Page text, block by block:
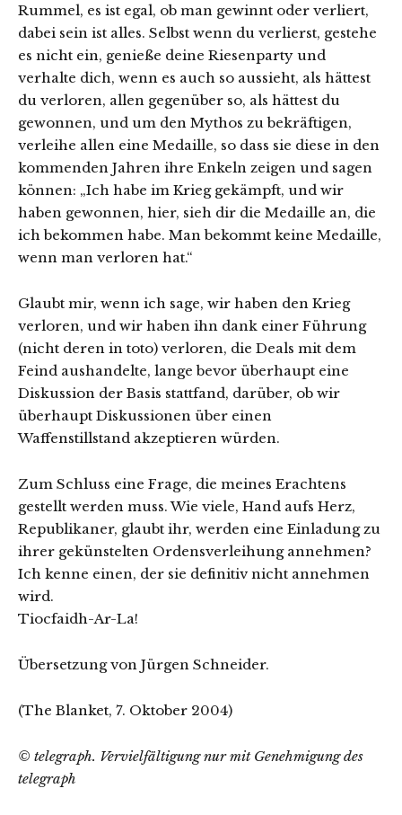
Rummel, es ist egal, ob man gewinnt oder verliert,
dabei sein ist alles. Selbst wenn du verlierst, gestehe
es nicht ein, genieße deine Riesenparty und
verhalte dich, wenn es auch so aussieht, als hättest
du verloren, allen gegenüber so, als hättest du
gewonnen, und um den Mythos zu bekräftigen,
verleihe allen eine Medaille, so dass sie diese in den
kommenden Jahren ihre Enkeln zeigen und sagen
können: „Ich habe im Krieg gekämpft, und wir
haben gewonnen, hier, sieh dir die Medaille an, die
ich bekommen habe. Man bekommt keine Medaille,
wenn man verloren hat.“
Glaubt mir, wenn ich sage, wir haben den Krieg
verloren, und wir haben ihn dank einer Führung
(nicht deren in toto) verloren, die Deals mit dem
Feind aushandelte, lange bevor überhaupt eine
Diskussion der Basis stattfand, darüber, ob wir
überhaupt Diskussionen über einen
Waffenstillstand akzeptieren würden.
Zum Schluss eine Frage, die meines Erachtens
gestellt werden muss. Wie viele, Hand aufs Herz,
Republikaner, glaubt ihr, werden eine Einladung zu
ihrer gekünstelten Ordensverleihung annehmen?
Ich kenne einen, der sie definitiv nicht annehmen
wird.
Tiocfaidh-Ar-La!
Übersetzung von Jürgen Schneider.
(The Blanket, 7. Oktober 2004)
© telegraph. Vervielfältigung nur mit Genehmigung des
telegraph